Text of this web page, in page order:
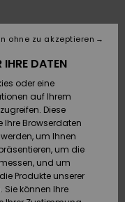
IHRE DATEN
oder eine
auf Ihrem
Diese
Browserdaten
um Ihnen
um die
und um
Produkte unserer
Sie können Ihre
ohne zu akzeptieren